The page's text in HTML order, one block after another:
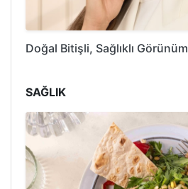
Doğal Bitişli, Sağlıklı Görünüm
SAĞLIK